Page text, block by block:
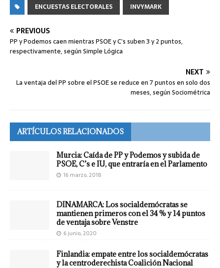
ENCUESTAS ELECTORALES INVYMARK
PREVIOUS
PP y Podemos caen mientras PSOE y C’s suben 3 y 2 puntos,
respectivamente, según Simple Lógica
NEXT
La ventaja del PP sobre el PSOE se reduce en 7 puntos en solo dos
meses, según Sociométrica
ARTÍCULOS RELACIONADOS
Murcia: Caída de PP y Podemos y subida de
PSOE, C’s e IU, que entraría en el Parlamento
16 marzo, 2018
DINAMARCA: Los socialdemócratas se
mantienen primeros con el 34 % y 14 puntos
de ventaja sobre Venstre
6 junio, 2020
Finlandia: empate entre los socialdemócratas
y la centroderechista Coalición Nacional